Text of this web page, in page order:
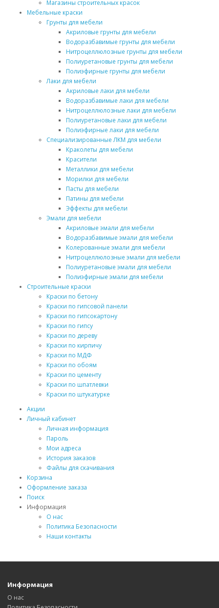
Магазины строительных красок
Мебельные краски
Грунты для мебели
Акриловые грунты для мебели
Водоразбавимые грунты для мебели
Нитроцеллюлозные грунты для мебели
Полиуретановые грунты для мебели
Полиэфирные грунты для мебели
Лаки для мебели
Акриловые лаки для мебели
Водоразбавимые лаки для мебели
Нитроцеллюлозные лаки для мебели
Полиуретановые лаки для мебели
Полиэфирные лаки для мебели
Специализированные ЛКМ для мебели
Краколеты для мебели
Красители
Металлики для мебели
Морилки для мебели
Пасты для мебели
Патины для мебели
Эффекты для мебели
Эмали для мебели
Акриловые эмали для мебели
Водоразбавимые эмали для мебели
Колерованные эмали для мебели
Нитроцеллюлозные эмали для мебели
Полиуретановые эмали для мебели
Полиэфирные эмали для мебели
Строительные краски
Краски по бетону
Краски по гипсовой панели
Краски по гипсокартону
Краски по гипсу
Краски по дереву
Краски по кирпичу
Краски по МДФ
Краски по обоям
Краски по цементу
Краски по шпатлевки
Краски по штукатурке
Акции
Личный кабинет
Личная информация
Пароль
Мои адреса
История заказов
Файлы для скачивания
Корзина
Оформление заказа
Поиск
Информация
О нас
Политика Безопасности
Наши контакты
Информация
О нас